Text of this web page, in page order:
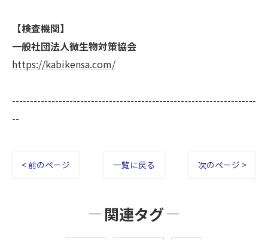
【検査機関】
一般社団法人微生物対策協会
https://kabikensa.com/
--------------------------------------------------------------------
--
< 前のページ 一覧に戻る 次のページ >
関連タグ